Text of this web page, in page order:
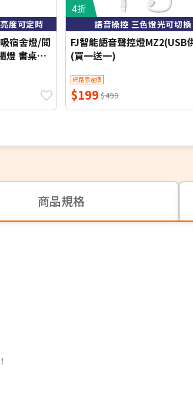
度可定時
宿舍燈/閱
燈 書桌燈
4折
語音操控 三色燈光可切換
FJ智能語音聲控燈MZ2(USB
(買一送一)
網路限定價
$199 $499
商品規格